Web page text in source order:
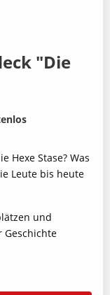
"Die
Hexe Stase? Was
Leute bis heute
und